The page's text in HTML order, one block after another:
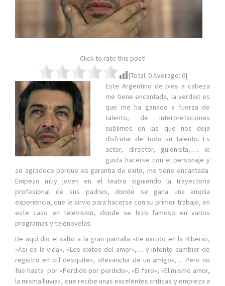
Click to rate this post!
[Total: 0Average: 0]
Este Argentino de pies a cabeza
me tiene encantada, la verdad es
que me ha ganado a fuerza de
talento, de interpretaciones
sublimes en las que nos deja
disfrutar de todo su talento. Es
actor, director, guionista,…. le
gusta hacerse con el personaje y
se agradece porque es garantia de exito, me tiene encantada.
Empezo muy joven en el teatro siguiendo la trayectoria
profesional de sus padres, donde se gana una amplia
experiencia, que le sirvio para hacerse con su primer trabajo, en
este caso en television, donde se hizo famoso en varios
programas y telenovelas.
De aqui dio el salto a la gran pantalla «He nacido en la Ribera»,
«Asi es la vida», «Los exitos del amor»,… y intento cambiar de
registro en «El desquite», «Revancha de un amigo»,… Pero no
fue hasta por «Perdido por perdido», «El faro», «El mismo amor,
la misma lluvia», que recibe unas excelentes criticas y empieza a